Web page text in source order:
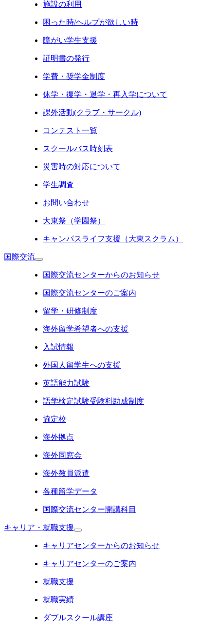
施設の利用
困った時/ヘルプが欲しい時
障がい学生支援
証明書の発行
学費・奨学金制度
休学・復学・退学・再入学について
課外活動(クラブ・サークル)
コンテスト一覧
スクールバス時刻表
災害時の対応について
学生調査
お問い合わせ
大東祭（学園祭）
キャンパスライフ支援（大東スクラム）
国際交流
国際交流センターからのお知らせ
国際交流センターのご案内
留学・研修制度
海外留学希望者への支援
入試情報
外国人留学生への支援
英語能力試験
語学検定試験受験料助成制度
協定校
海外拠点
海外同窓会
海外教員派遣
各種留学データ
国際交流センター開講科目
キャリア・就職支援
キャリアセンターからのお知らせ
キャリアセンターのご案内
就職支援
就職実績
ダブルスクール講座